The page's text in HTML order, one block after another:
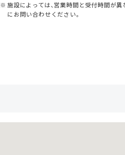
施設によっては、営業時間と受付時間が
にお問い合わせください。